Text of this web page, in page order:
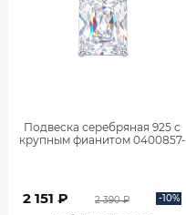
Подвеска серебряная 925 с
крупным фианитом 0400857-
2 151 ₽ 2 390 ₽ -10%